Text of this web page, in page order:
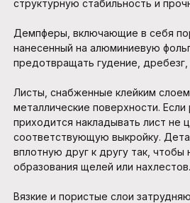
структурную стабильность и
Демпферы, включающие в себя
нанесенный на алюминиевую
предотвращать гудение, дребезг,
Листы, снабженные клейким
металлические поверхности.
приходится накладывать лист не
соответствующую выкройку.
вплотную друг к другу так, чтобы
образования щелей или нахлестов.
Вязкие и пористые слои